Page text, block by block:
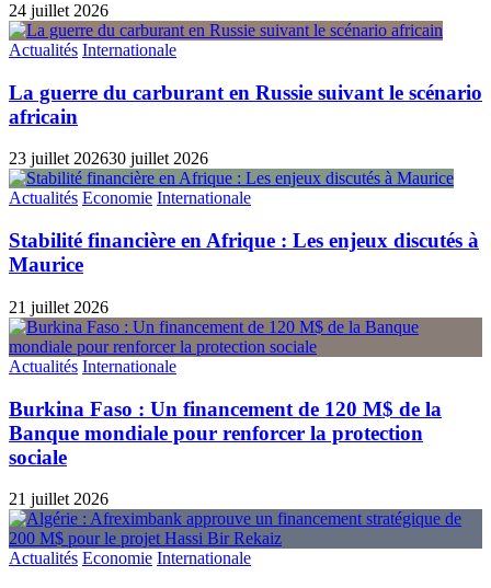
24 juillet 2026
Actualités Internationale
La guerre du carburant en Russie suivant le scénario
africain
23 juillet 202630 juillet 2026
Actualités Economie Internationale
Stabilité financière en Afrique : Les enjeux discutés à
Maurice
21 juillet 2026
Actualités Internationale
Burkina Faso : Un financement de 120 M$ de la
Banque mondiale pour renforcer la protection
sociale
21 juillet 2026
Actualités Economie Internationale